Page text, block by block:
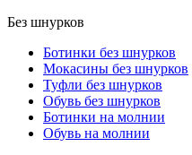
Без шнурков
Ботинки без шнурков
Мокасины без шнурков
Туфли без шнурков
Обувь без шнурков
Ботинки на молнии
Обувь на молнии